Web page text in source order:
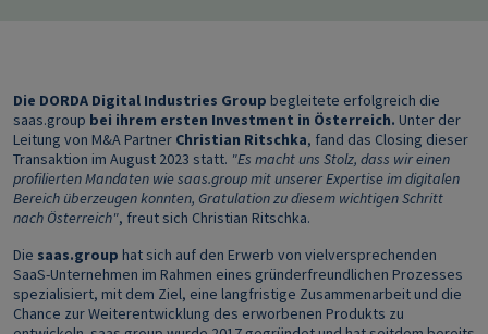
Die DORDA Digital Industries Group begleitete erfolgreich die
saas.group bei ihrem ersten Investment in Österreich. Unter der
Leitung von M&A Partner Christian Ritschka, fand das Closing dieser
Transaktion im August 2023 statt. "Es macht uns Stolz, dass wir einen
profilierten Mandaten wie saas.group mit unserer Expertise im digitalen
Bereich überzeugen konnten, Gratulation zu diesem wichtigen Schritt
nach Österreich", freut sich Christian Ritschka.
Die saas.group hat sich auf den Erwerb von vielversprechenden
SaaS-Unternehmen im Rahmen eines gründerfreundlichen Prozesses
spezialisiert, mit dem Ziel, eine langfristige Zusammenarbeit und die
Chance zur Weiterentwicklung des erworbenen Produkts zu